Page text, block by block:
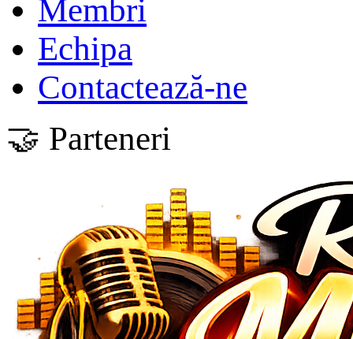
Membri
Echipa
Contactează-ne
🤝 Parteneri